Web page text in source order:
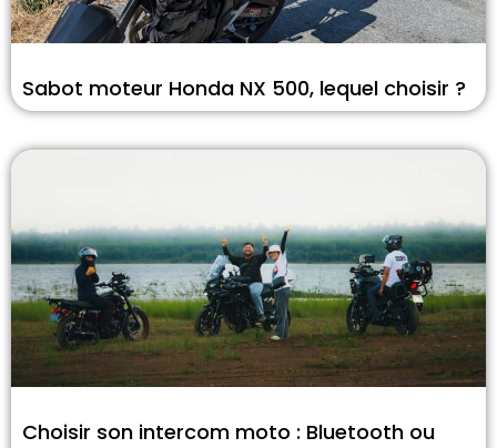
Sabot moteur Honda NX 500, lequel choisir ?
Choisir son intercom moto : Bluetooth ou